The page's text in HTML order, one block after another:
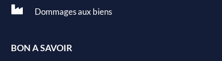
 Dommages aux biens
BON A SAVOIR